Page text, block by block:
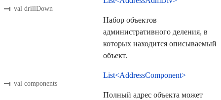
val drillDown
Набор объектов
административного деления, в
которых находится описываемый
объект.
val components
List<AddressComponent>
Полный адрес объекта может